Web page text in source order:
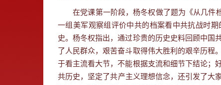
在党课第一阶段，杨冬权做了题为《从几件
一组美军观察组评价中共的档案看中共抗战时
史。杨冬权指出，通过珍贵的历史史料回顾中国
了人民群众，艰苦奋斗取得伟大胜利的艰辛历程
于看主流看大节，不能根据支流和细节下结论；
共历史，坚定了共产主义理想信念，还引发了大